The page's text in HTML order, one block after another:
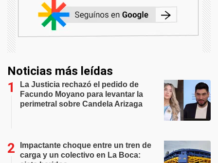
Noticias más leídas
La Justicia rechazó el pedido de
Facundo Moyano para levantar la
perimetral sobre Candela Arizaga
Impactante choque entre un tren de
carga y un colectivo en La Boca: